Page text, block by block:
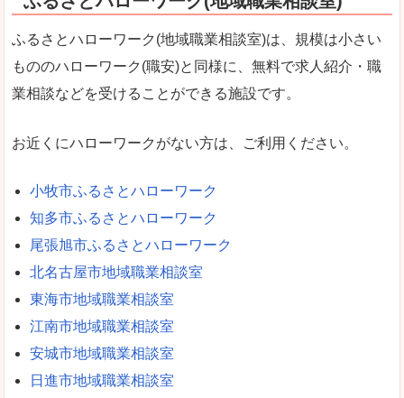
ふるさとハローワーク(地域職業相談室)は、規模は小さい
もののハローワーク(職安)と同様に、無料で求人紹介・職
業相談などを受けることができる施設です。
お近くにハローワークがない方は、ご利用ください。
小牧市ふるさとハローワーク
知多市ふるさとハローワーク
尾張旭市ふるさとハローワーク
北名古屋市地域職業相談室
東海市地域職業相談室
江南市地域職業相談室
安城市地域職業相談室
日進市地域職業相談室